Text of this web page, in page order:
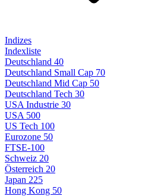
Indizes
Indexliste
Deutschland 40
Deutschland Small Cap 70
Deutschland Mid Cap 50
Deutschland Tech 30
USA Industrie 30
USA 500
US Tech 100
Eurozone 50
FTSE-100
Schweiz 20
Österreich 20
Japan 225
Hong Kong 50